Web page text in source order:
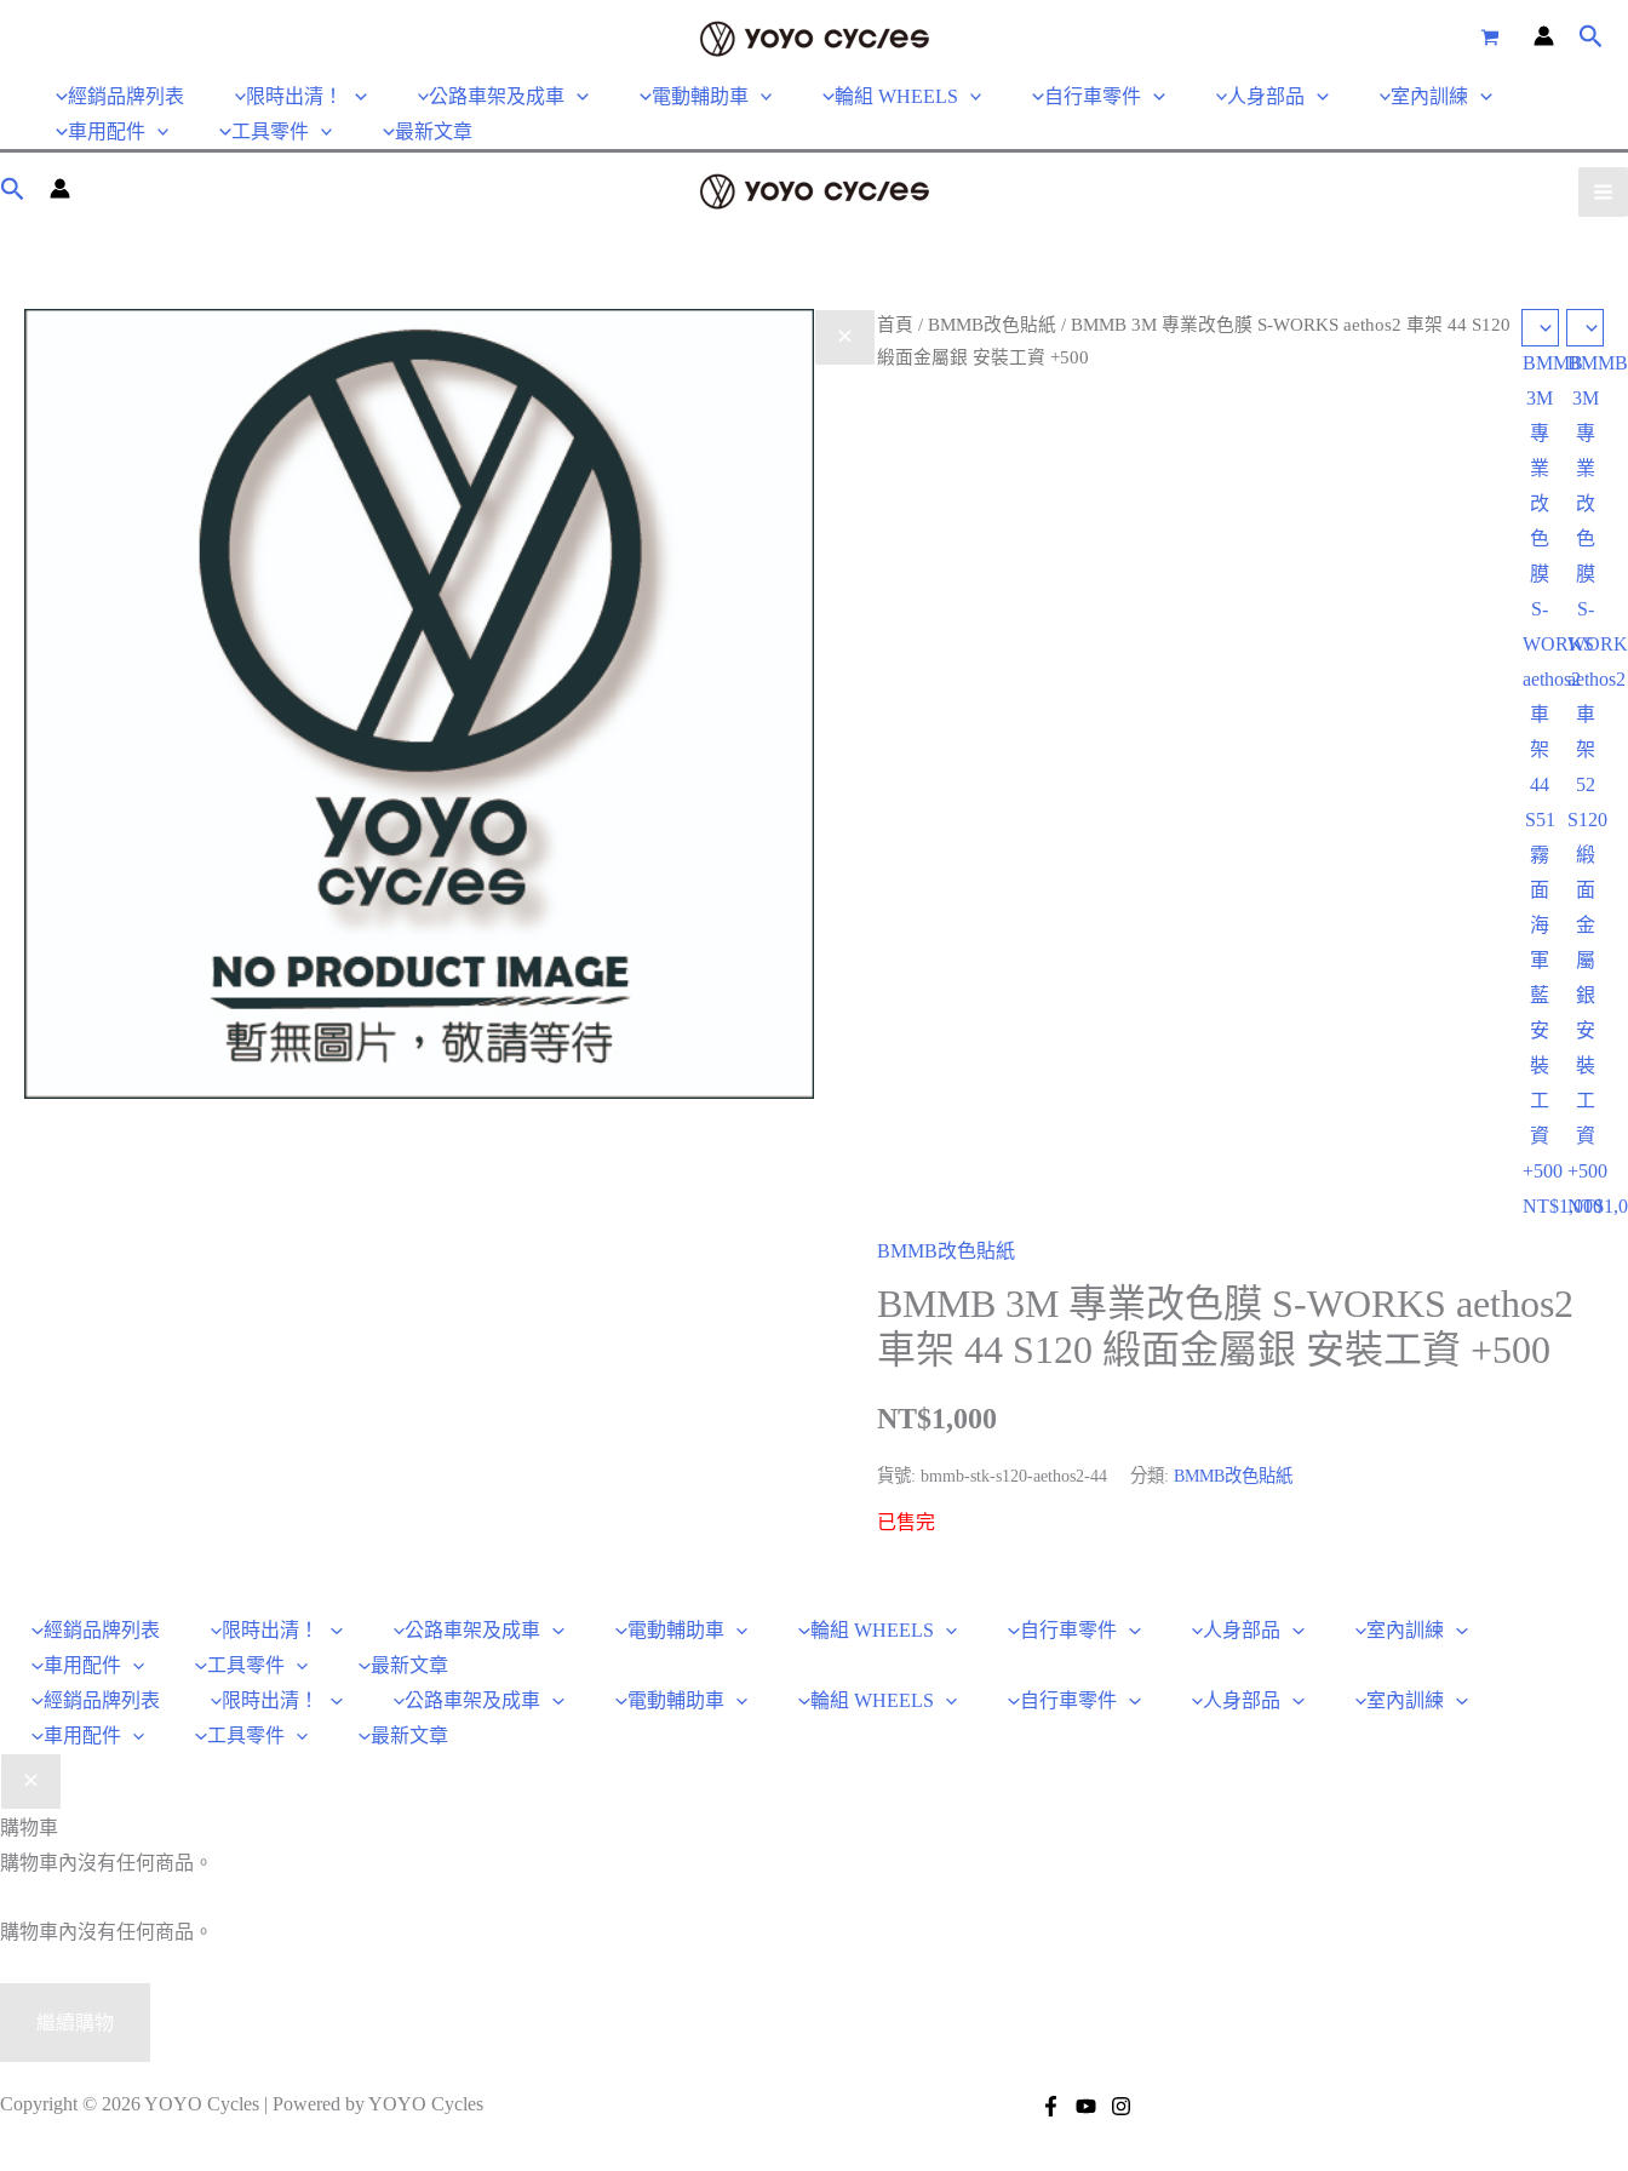
經銷品牌列表 限時出清！ 公路車架及成車 電動輔助車 輪組 WHEELS 自行車零件 人身部品
室內訓練
車用配件
工具零件 最新文章
BMMB
3M
專
業
改
色
膜
S-
WORKS
aethos2
車
架
44
S51
霧
面
海
軍
藍
安
裝
工
資
+500
NT$1,000
BMMB
3M
專
業
改
色
膜
S-
aethos2
車
架
52
S120
緞
面
金
屬
銀
安
裝
工
資
+500
NT$
首頁 /BMMB改色貼紙 / BMMB 3M 專業改色膜 S-WORKS aethos2 車架 44 S120
緞面金屬銀 安裝工資 +500
BMMB改色貼紙
BMMB 3M 專業改色膜 S-WORKS aethos2
車架 44 S120 緞面金屬銀 安裝工資 +500
NT$1,000
貨號:bmmb-stk-s120-aethos2-44 分類:BMMB改色貼紙
已售完
經銷品牌列表 限時出清！ 公路車架及成車 電動輔助車 輪組 WHEELS 自行車零件 人身部品
室內訓練
車用配件
工具零件
最新文章
經銷品牌列表
限時出清！ 公路車架及成車 電動輔助車 輪組 WHEELS 自行車零件 人身部品
室內訓練
車用配件
工具零件 最新文章
購物車
購物車內沒有任何商品。
購物車內沒有任何商品。
繼續購物
Copyright © 2026 YOYO Cycles | Powered by YOYO Cycles